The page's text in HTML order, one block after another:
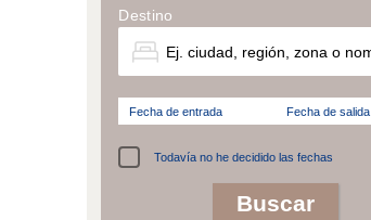
Destino
Fecha de entrada Fecha de salida
Todavía no he decidido las fechas